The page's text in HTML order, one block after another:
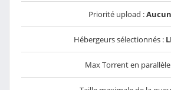
Priorité upload :
Hébergeurs sélectionnés :
Max Torrent en